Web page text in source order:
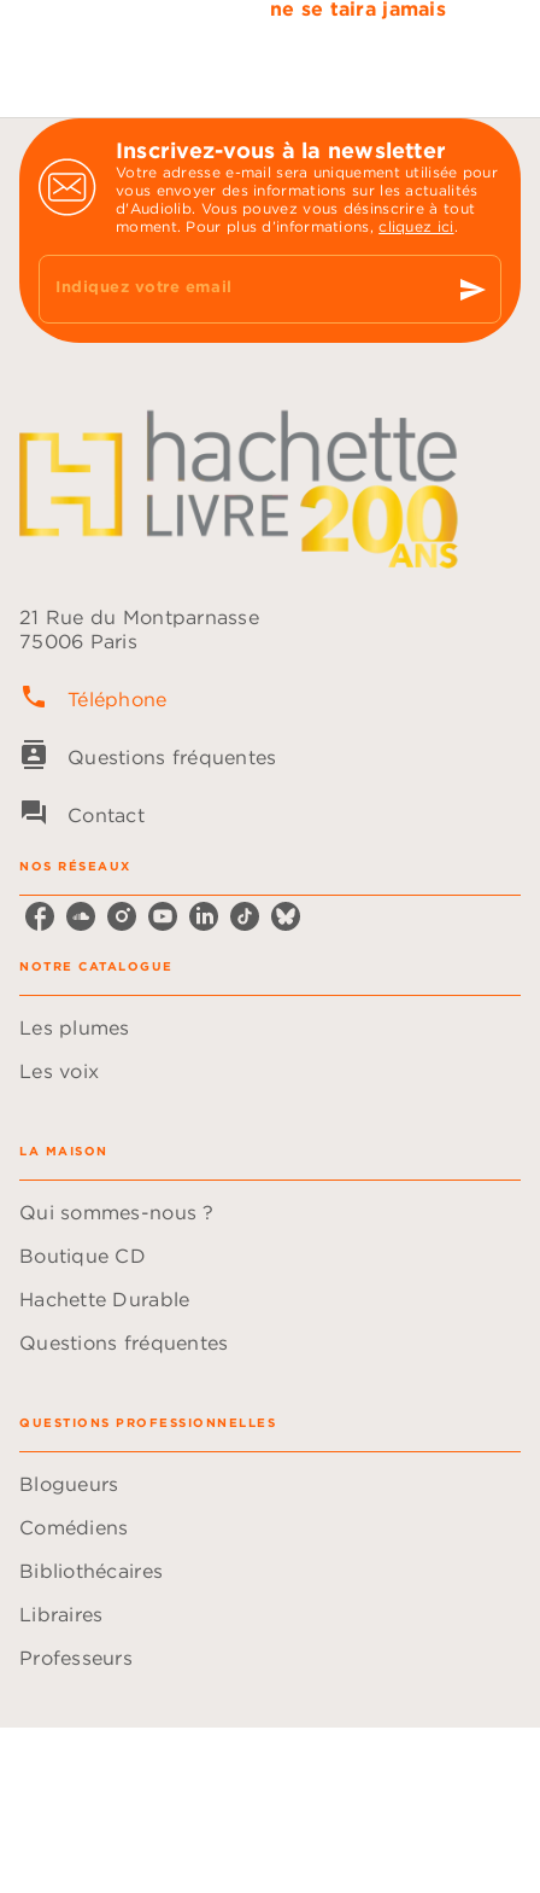
ne se taira jamais
Inscrivez-vous à la newsletter
Votre adresse e-mail sera uniquement utilisée pour
vous envoyer des informations sur les actualités
d'Audiolib. Vous pouvez vous désinscrire à tout
moment. Pour plus d’informations,cliquez ici .
Indiquez votre email send
21 Rue du Montparnasse
75006 Paris
phone Téléphone
contacts Questions fréquentes
question_answer Contact
NOS RÉSEAUX
NOTRE CATALOGUE
Les plumes
Les voix
LA MAISON
Qui sommes-nous ?
Boutique CD
Hachette Durable
Questions fréquentes
QUESTIONS PROFESSIONNELLES
Blogueurs
Comédiens
Bibliothécaires
Libraires
Professeurs